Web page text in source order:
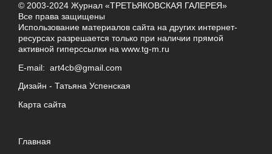
© 2003-2024 Журнал «ТРЕТЬЯКОВСКАЯ ГАЛЕРЕЯ»
Все права защищены
Использование материалов сайта на других интернет-
ресурсах разрешается только при наличии прямой
активной гиперссылки на www.tg-m.ru
E-mail: art4cb@gmail.com
Дизайн - Татьяна Успенская
Карта сайта
Главная